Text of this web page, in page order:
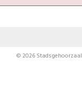
© 2026 Stadsgehoorzaal